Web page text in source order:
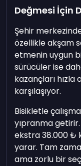
Değmesi İçin
Şehir
özellikle akşam
etmenin uygun
sürücüler ise
kazançları hızla
karşılaşıyor.
Bisikletle
yıpranma
ekstra38.000₺
yarar. Tam
ama zorlu bir